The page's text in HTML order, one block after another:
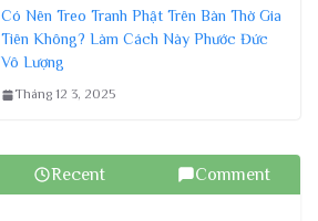
Có Nên Treo Tranh Phật Trên Bàn Thờ Gia
Tiên Không? Làm Cách Này Phước Đức
Vô Lượng
Tháng 12 3, 2025
Recent Comment